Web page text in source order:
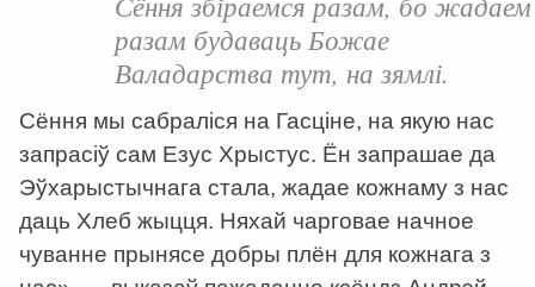
разам будаваць Божае
Валадарства тут, на зямлі.
Сёння мы сабраліся на Гасціне, на якую нас
запрасіў сам Езус Хрыстус. Ён запрашае да
Эўхарыстычнага стала, жадае кожнаму з нас
даць Хлеб жыцця. Няхай чарговае начное
чуванне прынясе добры плён для кожнага з